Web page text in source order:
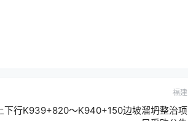
福建
下行K939+820～K940+150边坡溜坍整治项